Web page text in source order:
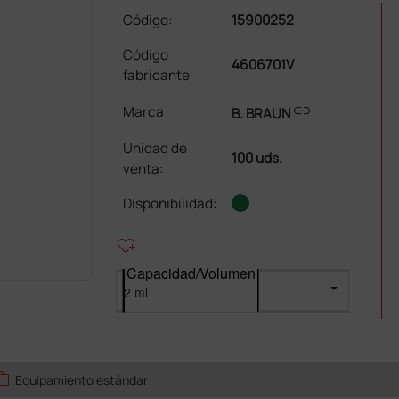
Código:
15900252
Código
fabricante
4606701V
Marca B. BRAUNlink
Unidad de
venta:
100 uds.
Disponibilidad:
heart_plus
Capacidad/Volumen
Equipamiento estándar